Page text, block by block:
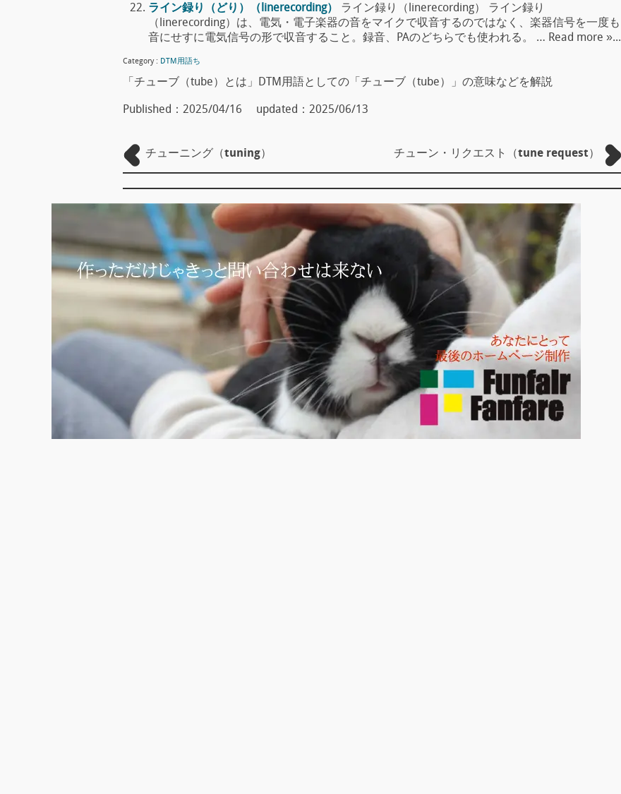
ライン録り（どり）（linerecording）
ライン録り（linerecording） ライン録り
（linerecording）は、電気・電子楽器の音をマイクで収音するのではなく、楽器信号を一度も
音にせすに電気信号の形で収音すること。録音、PAのどちらでも使われる。 … Read more »...
Category : DTM用語ち
「チューブ（tube）とは」DTM用語としての「チューブ（tube）」の意味などを解説
Published： 2025/04/16 updated： 2025/06/13
チューニング（tuning） チューン・リクエスト（tune request）